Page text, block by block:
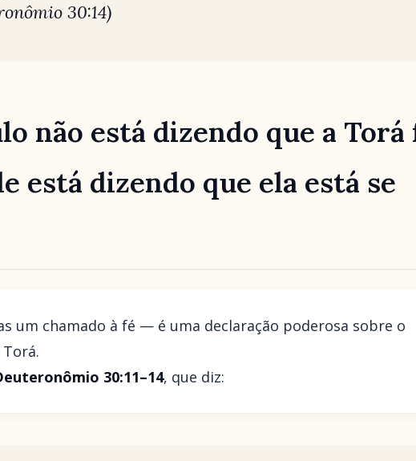
30:14)
não está dizendo que a Torá
está dizendo que ela está se
um chamado à fé — é uma declaração poderosa sobre o
30:11–14, que diz: